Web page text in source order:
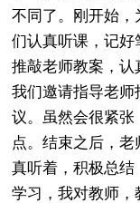
不同了。刚开始
们认真听课，记好
推敲老师教案，认
我们邀请指导老
议。虽然会很紧
点。结束之后，
真听着，积极总
学习，我对教师